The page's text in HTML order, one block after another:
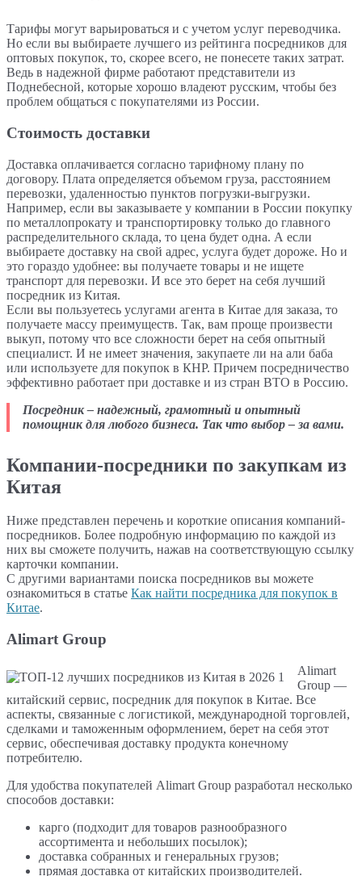
Тарифы могут варьироваться и с учетом услуг переводчика.
Но если вы выбираете лучшего из рейтинга посредников для
оптовых покупок, то, скорее всего, не понесете таких затрат.
Ведь в надежной фирме работают представители из
Поднебесной, которые хорошо владеют русским, чтобы без
проблем общаться с покупателями из России.
Стоимость доставки
Доставка оплачивается согласно тарифному плану по
договору. Плата определяется объемом груза, расстоянием
перевозки, удаленностью пунктов погрузки-выгрузки.
Например, если вы заказываете у компании в России покупку
по металлопрокату и транспортировку только до главного
распределительного склада, то цена будет одна. А если
выбираете доставку на свой адрес, услуга будет дороже. Но и
это гораздо удобнее: вы получаете товары и не ищете
транспорт для перевозки. И все это берет на себя лучший
посредник из Китая.
Если вы пользуетесь услугами агента в Китае для заказа, то
получаете массу преимуществ. Так, вам проще произвести
выкуп, потому что все сложности берет на себя опытный
специалист. И не имеет значения, закупаете ли на али баба
или используете для покупок в КНР. Причем посредничество
эффективно работает при доставке и из стран ВТО в Россию.
Посредник – надежный, грамотный и опытный
помощник для любого бизнеса. Так что выбор – за вами.
Компании-посредники по закупкам из
Китая
Ниже представлен перечень и короткие описания компаний-
посредников. Более подробную информацию по каждой из
них вы сможете получить, нажав на соответствующую ссылку
карточки компании.
С другими вариантами поиска посредников вы можете
ознакомиться в статье Как найти посредника для покупок в
Китае.
Alimart Group
Alimart
Group —
китайский сервис, посредник для покупок в Китае. Все
аспекты, связанные с логистикой, международной торговлей,
сделками и таможенным оформлением, берет на себя этот
сервис, обеспечивая доставку продукта конечному
потребителю.
Для удобства покупателей Alimart Group разработал несколько
способов доставки:
карго (подходит для товаров разнообразного
ассортимента и небольших посылок);
доставка собранных и генеральных грузов;
прямая доставка от китайских производителей.